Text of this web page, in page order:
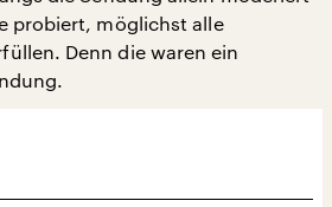
probiert, möglichst alle
Denn die waren ein